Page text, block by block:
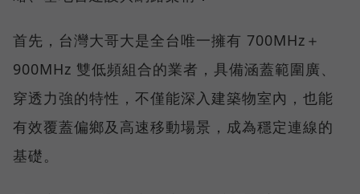
首先，台灣大哥大是全台唯一擁有 700MHz＋
900MHz 雙低頻組合的業者，具備涵蓋範圍廣、
穿透力強的特性，不僅能深入建築物室內，也能
有效覆蓋偏鄉及高速移動場景，成為穩定連線的
基礎。